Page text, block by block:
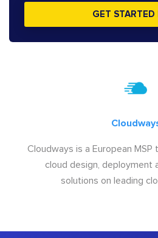
GET STARTED
Cloudways is a European
cloud design, deployment
solutions on leading